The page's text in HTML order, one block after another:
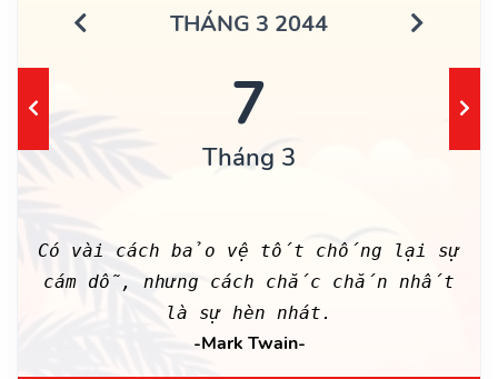
THÁNG 3 2044
7
Tháng 3
Có vài cách bảo vệ tốt chống lại sự
cám dỗ, nhưng cách chắc chắn nhất
là sự hèn nhát.
-Mark Twain-